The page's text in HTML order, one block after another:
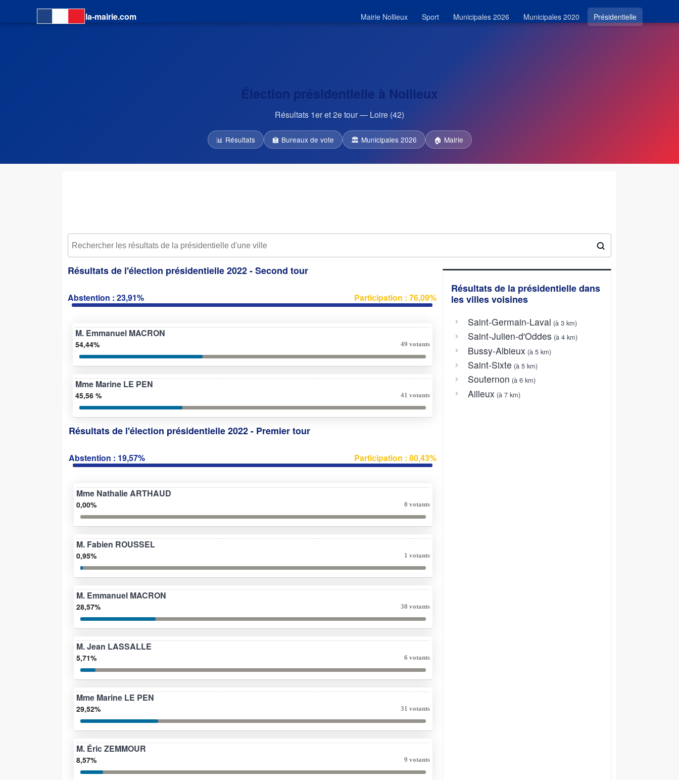
la-mairie.com Mairie Nollieux Sport Municipales 2026 Municipales 2020 Présidentielle
Élection présidentielle à Nollieux
Résultats 1er et 2e tour — Loire (42)
📊 Résultats 🏫 Bureaux de vote 🏛 Municipales 2026 🏠 Mairie
Résultats de l'élection présidentielle 2022 - Second tour
Abstention : 23,91% Participation : 76,09%
M. Emmanuel MACRON
54,44% 49 votants
Mme Marine LE PEN
45,56 % 41 votants
Résultats de l'élection présidentielle 2022 - Premier tour
Abstention : 19,57% Participation : 80,43%
Mme Nathalie ARTHAUD
0,00% 0 votants
M. Fabien ROUSSEL
0,95% 1 votants
M. Emmanuel MACRON
28,57% 30 votants
M. Jean LASSALLE
5,71% 6 votants
Mme Marine LE PEN
29,52% 31 votants
M. Éric ZEMMOUR
8,57% 9 votants
Résultats de la présidentielle dans
les villes voisines
Saint-Germain-Laval (à 3 km)
Saint-Julien-d'Oddes (à 4 km)
Bussy-Albieux (à 5 km)
Saint-Sixte (à 5 km)
Souternon (à 6 km)
Ailleux (à 7 km)